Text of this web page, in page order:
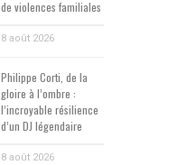
de violences familiales
8 août 2026
Philippe Corti, de la
gloire à l’ombre :
l’incroyable résilience
d’un DJ légendaire
8 août 2026